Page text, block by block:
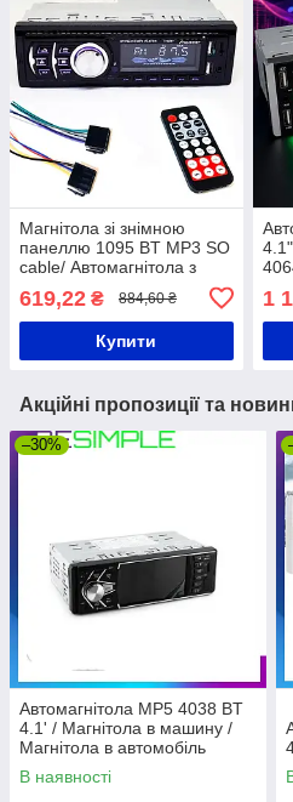
Магнітола зі знімною
панеллю 1095 BT MP3 SO
cable/ Автомагнітола з
619,22 ₴ 884,60 ₴
Купити
1
Акційні пропозиції та
–30%
Автомагнітола MP5 4038 BT
4.1' / Магнітола в машину /
Магнітола в автомобіль
В наявності